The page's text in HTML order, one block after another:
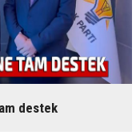
destek